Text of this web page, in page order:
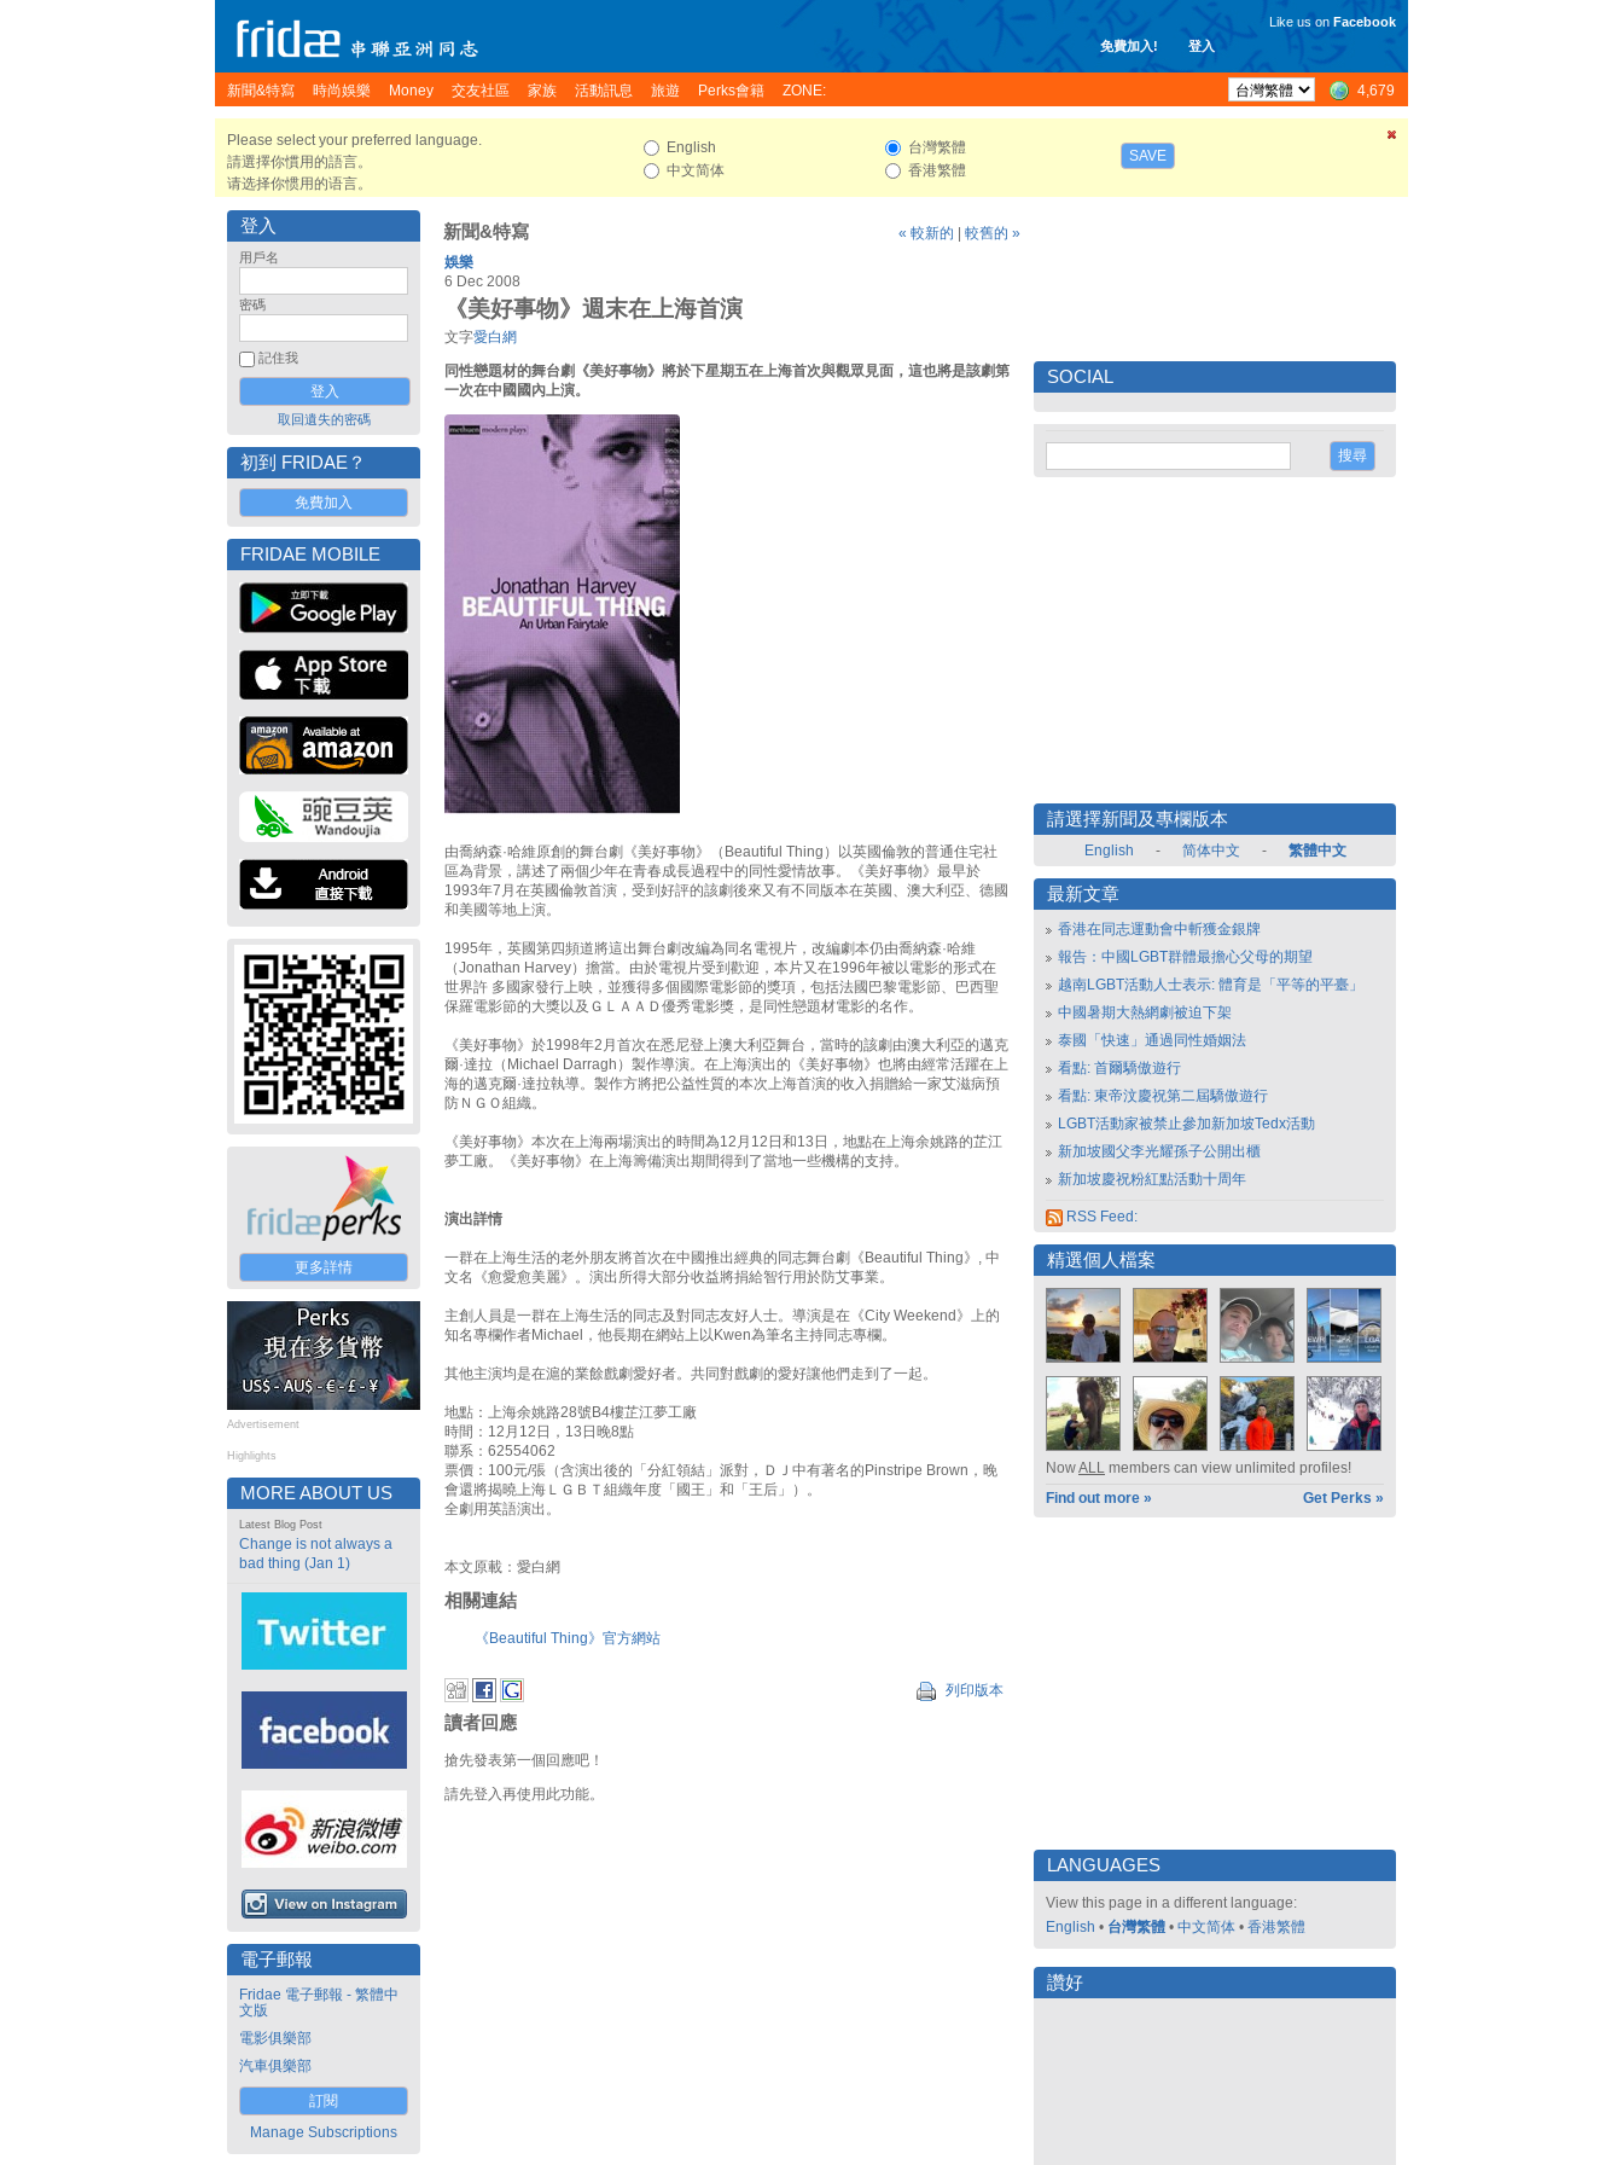
免費加入! 登入
Like us on Facebook
新聞&特寫 時尚娛樂 Money 交友社區 家族 活動訊息 旅遊 Perks會籍 ZONE: 4,679
Please select your preferred language.
請選擇你慣用的語言。
请选择你惯用的语言。
English
中文简体
台灣繁體
香港繁體
SAVE
登入
用戶名
密碼
記住我
取回遺失的密碼
初到 FRIDAE？
免費加入
FRIDAE MOBILE
更多詳情
Advertisement
Highlights
MORE ABOUT US
Latest Blog Post
Change is not always a
bad thing (Jan 1)
電子郵報
Fridae 電子郵報 - 繁體中
文版
電影俱樂部
汽車俱樂部
訂閱
Manage Subscriptions
新聞&特寫 « 較新的
較舊的 »
娛樂
6 Dec 2008
《美好事物》週末在上海首演
文字愛白網
同性戀題材的舞台劇《美好事物》將於下星期五在上海首次與觀眾見面，這也將是該劇第
一次在中國國內上演。
由喬納森·哈維原創的舞台劇《美好事物》（Beautiful Thing）以英國倫敦的普通住宅社
區為背景，講述了兩個少年在青春成長過程中的同性愛情故事。《美好事物》最早於
1993年7月在英國倫敦首演，受到好評的該劇後來又有不同版本在英國、澳大利亞、德國
和美國等地上演。
1995年，英國第四頻道將這出舞台劇改編為同名電視片，改編劇本仍由喬納森·哈維
（Jonathan Harvey）擔當。由於電視片受到歡迎，本片又在1996年被以電影的形式在
世界許 多國家發行上映，並獲得多個國際電影節的獎項，包括法國巴黎電影節、巴西聖
保羅電影節的大獎以及ＧＬＡＡＤ優秀電影獎，是同性戀題材電影的名作。
《美好事物》於1998年2月首次在悉尼登上澳大利亞舞台，當時的該劇由澳大利亞的邁克
爾·達拉（Michael Darragh）製作導演。在上海演出的《美好事物》也將由經常活躍在上
海的邁克爾·達拉執導。製作方將把公益性質的本次上海首演的收入捐贈給一家艾滋病預
防ＮＧＯ組織。
《美好事物》本次在上海兩場演出的時間為12月12日和13日，地點在上海余姚路的芷江
夢工廠。《美好事物》在上海籌備演出期間得到了當地一些機構的支持。
演出詳情
一群在上海生活的老外朋友將首次在中國推出經典的同志舞台劇《Beautiful Thing》, 中
文名《愈愛愈美麗》。演出所得大部分收益將捐給智行用於防艾事業。
主創人員是一群在上海生活的同志及對同志友好人士。導演是在《City Weekend》上的
知名專欄作者Michael，他長期在網站上以Kwen為筆名主持同志專欄。
其他主演均是在滬的業餘戲劇愛好者。共同對戲劇的愛好讓他們走到了一起。
地點：上海余姚路28號B4樓芷江夢工廠
時間：12月12日，13日晚8點
聯系：62554062
票價：100元/張（含演出後的「分紅領結」派對，ＤＪ中有著名的Pinstripe Brown，晚
會還將揭曉上海ＬＧＢＴ組織年度「國王」和「王后」）。
全劇用英語演出。
本文原載：愛白網
相關連結
《Beautiful Thing》官方網站
列印版本
讀者回應
搶先發表第一個回應吧！
請先登入再使用此功能。
SOCIAL
請選擇新聞及專欄版本
English - 简体中文 - 繁體中文
最新文章
香港在同志運動會中斬獲金銀牌
報告：中國LGBT群體最擔心父母的期望
越南LGBT活動人士表示: 體育是「平等的平臺」
中國暑期大熱網劇被迫下架
泰國「快速」通過同性婚姻法
看點: 首爾驕傲遊行
看點: 東帝汶慶祝第二屆驕傲遊行
LGBT活動家被禁止參加新加坡Tedx活動
新加坡國父李光耀孫子公開出櫃
新加坡慶祝粉紅點活動十周年
RSS Feed:
精選個人檔案
NowALL members can view unlimited profiles!
Find out more »
Get Perks »
LANGUAGES
View this page in a different language:
English • 台灣繁體 • 中文简体 • 香港繁體
讚好